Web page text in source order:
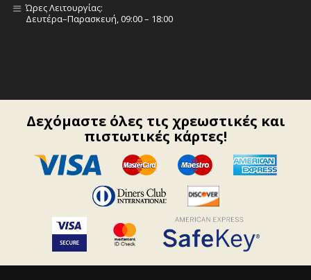
Ώρες Λειτουργίας:
Δευτέρα–Παρασκευή, 09:00 – 18:00
Δεχόμαστε όλες τις χρεωστικές και
πιστωτικές κάρτες!